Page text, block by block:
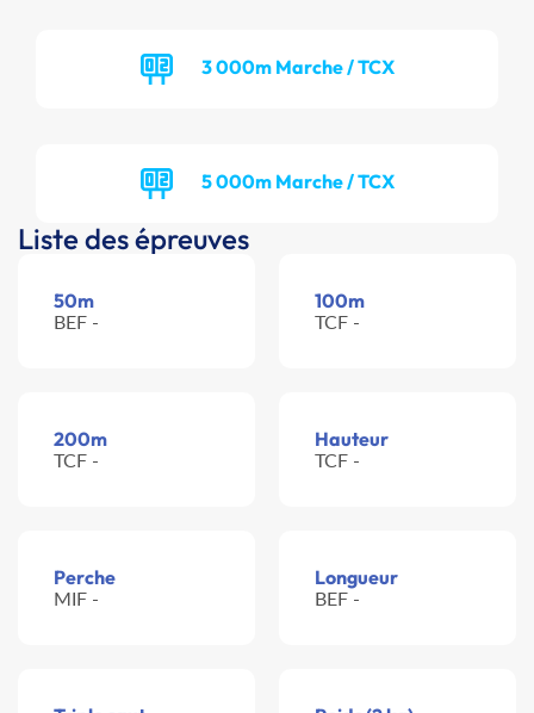
3 000m Marche / TCX
5 000m Marche / TCX
Liste des épreuves
50m
BEF -
100m
TCF -
200m
TCF -
Hauteur
TCF -
Perche
MIF -
Longueur
BEF -